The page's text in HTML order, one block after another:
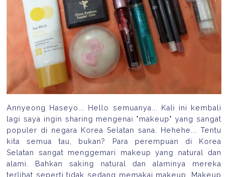
Annyeong Haseyo... Hello semuanya... Kali ini kembali
lagi saya ingin sharing mengenai "makeup" yang sangat
populer di negara Korea Selatan sana. Hehehe... Tentu
kita semua tau, bukan? Para perempuan di Korea
Selatan sangat menggemari makeup yang natural dan
alami. Bahkan saking natural dan alaminya mereka
terlihat seperti tidak sedang memakai makeup. Makeup